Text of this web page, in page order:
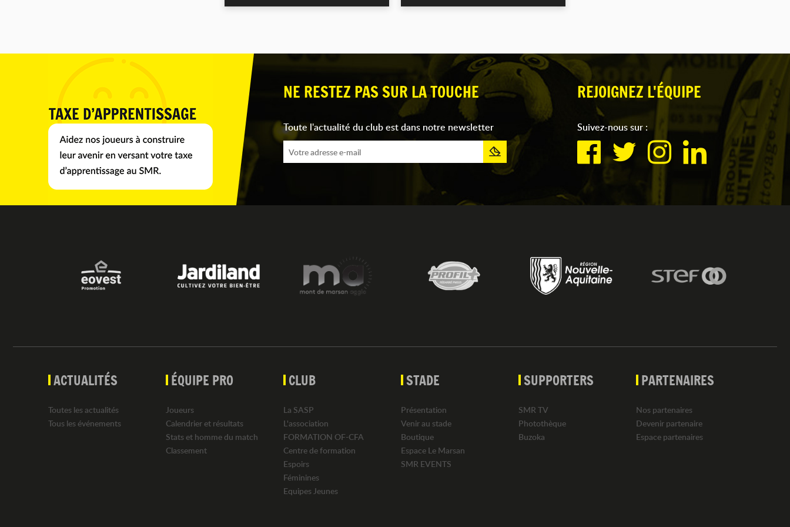
NE RESTEZ PAS SUR LA TOUCHE
Toute l'actualité du club est dans notre newsletter
REJOIGNEZ L'ÉQUIPE
Suivez-nous sur :
ACTUALITÉS
Toutes les actualités
Tous les événements
ÉQUIPE PRO
Joueurs
Calendrier et résultats
Stats et homme du match
Classement
CLUB
La SASP
L'association
FORMATION OF-CFA
Centre de formation
Espoirs
Féminines
Equipes Jeunes
STADE
Présentation
Venir au stade
Boutique
Espace Le Marsan
SMR EVENTS
SUPPORTERS
SMR TV
Photothèque
Buzoka
PARTENAIRES
Nos partenaires
Devenir partenaire
Espace partenaires